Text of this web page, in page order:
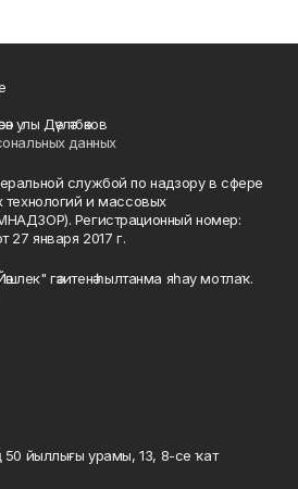
улы Дәүләтбәков
данных
службой по надзору в сфере
и массовых
Регистрационный номер:
27 января 2017 г.
гәзитенә һылтанма яһау мотлаҡ.
йыллығы урамы, 13, 8-се ҡат